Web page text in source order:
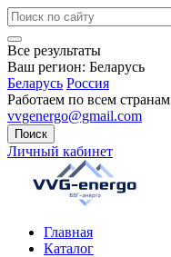
Все результаты
Ваш регион: Беларусь
Беларусь Россия
Работаем по всем
vvgenergo@gmail.com
Поиск
Личный кабинет
Главная
Каталог